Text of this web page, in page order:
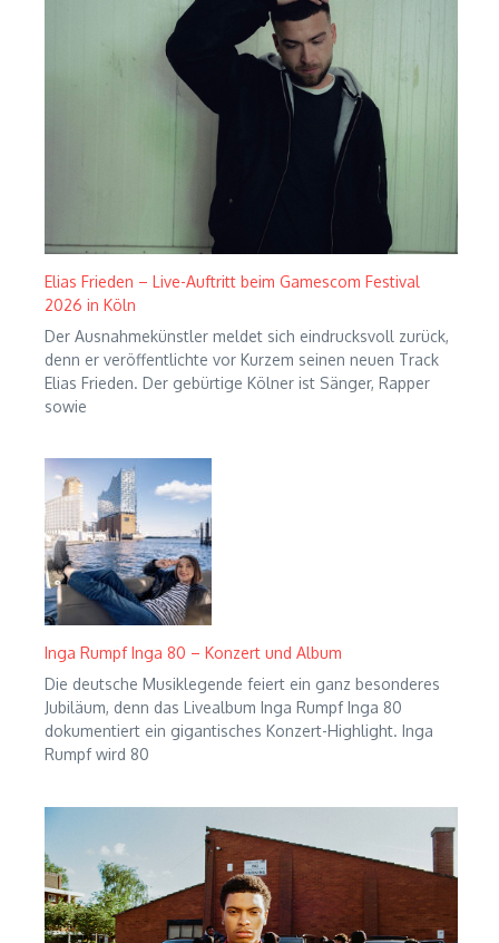
Elias Frieden – Live-Auftritt beim Gamescom Festival
2026 in Köln
Der Ausnahmekünstler meldet sich eindrucksvoll zurück,
denn er veröffentlichte vor Kurzem seinen neuen Track
Elias Frieden. Der gebürtige Kölner ist Sänger, Rapper
sowie
Inga Rumpf Inga 80 – Konzert und Album
Die deutsche Musiklegende feiert ein ganz besonderes
Jubiläum, denn das Livealbum Inga Rumpf Inga 80
dokumentiert ein gigantisches Konzert-Highlight. Inga
Rumpf wird 80